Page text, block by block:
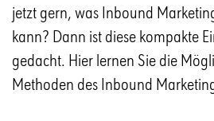
jetzt gern, was Inbound
kann? Dann ist diese kompakte
gedacht. Hier lernen Sie die
Methoden des Inbound